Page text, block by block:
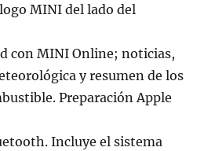
MINI del lado del
con MINI Online; noticias,
y resumen de los
Preparación Apple
Incluye el sistema